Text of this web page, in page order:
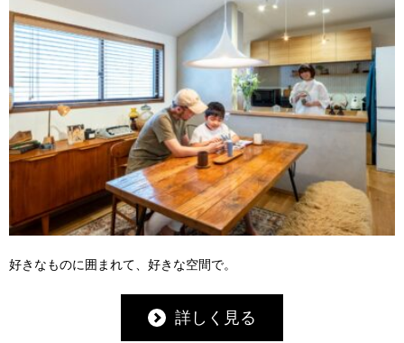
好きなものに囲まれて、好きな空間で。
詳しく見る